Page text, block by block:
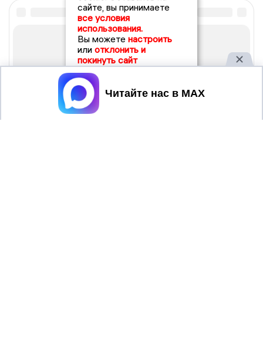
сайте, вы принимаете
все условия
использования.
Вы можете настроить
или отклонить и
покинуть сайт
Принять